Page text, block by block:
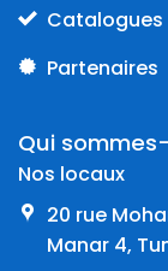
Catalogues
Partenaires
Qui
Nos locaux
20 rue
Manar 4,